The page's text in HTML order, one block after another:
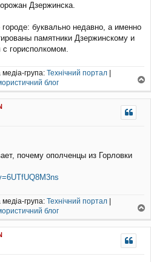
Дзержинска.
буквально недавно, а именно
памятники Дзержинскому и
горисполкомом.
група: Технічний портал
блог
о
г
почему ополченцы из Горловки
група: Технічний портал
блог
г